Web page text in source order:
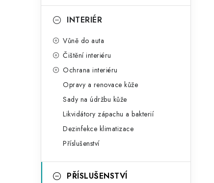
INTERIÉR
Vůně do auta
Čištění interiéru
Ochrana interiéru
Opravy a renovace kůže
Sady na údržbu kůže
Likvidátory zápachu a bakterií
Dezinfekce klimatizace
Příslušenství
PŘÍSLUŠENSTVÍ